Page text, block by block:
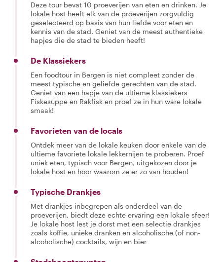
Deze tour bevat 10 proeverijen van eten en drinken. Je
lokale host heeft elk van de proeverijen zorgvuldig
geselecteerd op basis van hun liefde voor eten en
kennis van de stad. Geniet van de meest authentieke
hapjes die de stad te bieden heeft!
De Klassiekers
Een foodtour in Bergen is niet compleet zonder de
meest typische en geliefde gerechten van de stad.
Geniet van een hapje van de ultieme klassiekers
Fiskesuppe en Rakfisk en proef ze in hun ware lokale
smaak!
Favorieten van de locals
Ontdek meer van de lokale keuken door enkele van de
ultieme favoriete lokale lekkernijen te proberen. Proef
uniek eten, typisch voor Bergen, uitgekozen door je
lokale host en hoor waarom ze er zo van houden!
Typische Drankjes
Met drankjes inbegrepen als onderdeel van de
proeverijen, biedt deze echte ervaring een lokale sfeer!
Je lokale host lest je dorst met een selectie drankjes
zoals koffie, unieke dranken en alcoholische (of non-
alcoholische) cocktails, wijn en bier